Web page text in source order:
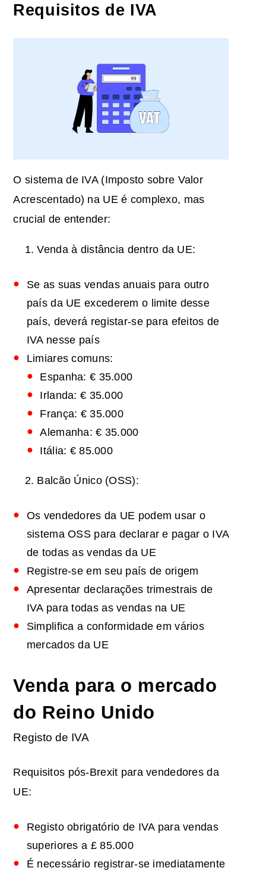
Requisitos de IVA
O sistema de IVA (Imposto sobre Valor
Acrescentado) na UE é complexo, mas
crucial de entender:
Venda à distância dentro da UE:
Se as suas vendas anuais para outro
país da UE excederem o limite desse
país, deverá registar-se para efeitos de
IVA nesse país
Limiares comuns:
Espanha: € 35.000
Irlanda: € 35.000
França: € 35.000
Alemanha: € 35.000
Itália: € 85.000
Balcão Único (OSS):
Os vendedores da UE podem usar o
sistema OSS para declarar e pagar o IVA
de todas as vendas da UE
Registre-se em seu país de origem
Apresentar declarações trimestrais de
IVA para todas as vendas na UE
Simplifica a conformidade em vários
mercados da UE
Venda para o mercado
do Reino Unido
Registo de IVA
Requisitos pós-Brexit para vendedores da
UE:
Registo obrigatório de IVA para vendas
superiores a £ 85.000
É necessário registrar-se imediatamente